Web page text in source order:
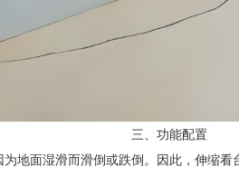
三、功能配置
地面湿滑而滑倒或跌倒。因此，伸缩